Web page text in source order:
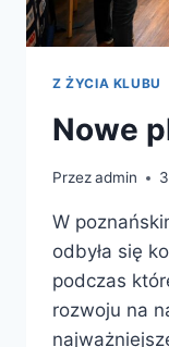
Z ŻYCIA KLUBU
Nowe
Przezadmin
W
odbyła się
podczas
rozwoju na